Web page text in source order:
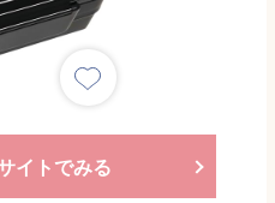
イトでみる